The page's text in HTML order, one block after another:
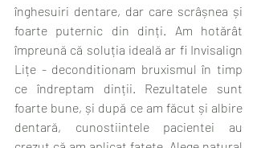
înghesuiri dentare, dar care scrâșnea și
foarte puternic din dinți. Am hotărât
împreună că soluția ideală ar fi Invisalign
Lițe - deconditionam bruxismul în timp
ce îndreptam dinții. Rezultatele sunt
foarte bune, și după ce am făcut și albire
dentară, cunostiintele pacientei au